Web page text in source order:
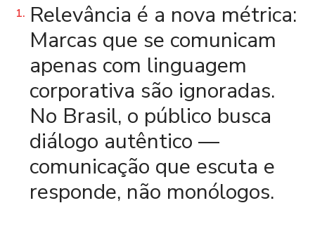
Relevância é a nova métrica:
Marcas que se comunicam
apenas com linguagem
corporativa são ignoradas.
No Brasil, o público busca
diálogo autêntico —
comunicação que escuta e
responde, não monólogos.